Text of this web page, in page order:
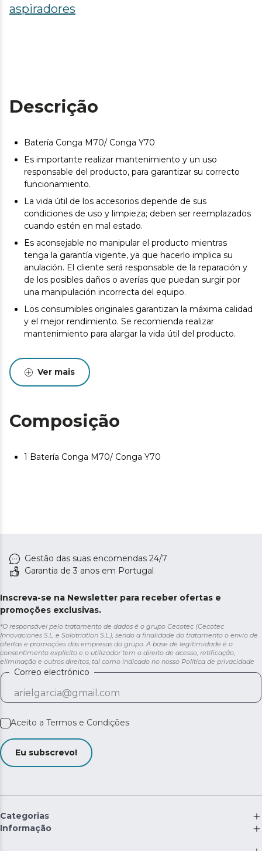
aspiradores
Descrição
Batería Conga M70/ Conga Y70
Es importante realizar mantenimiento y un uso
responsable del producto, para garantizar su correcto
funcionamiento.
La vida útil de los accesorios depende de sus
condiciones de uso y limpieza; deben ser reemplazados
cuando estén en mal estado.
Es aconsejable no manipular el producto mientras
tenga la garantía vigente, ya que hacerlo implica su
anulación. El cliente será responsable de la reparación y
de los posibles daños o averías que puedan surgir por
una manipulación incorrecta del equipo.
Los consumibles originales garantizan la máxima calidad
y el mejor rendimiento. Se recomienda realizar
mantenimiento para alargar la vida útil del producto.
Ver mais
Composição
1 Batería Conga M70/ Conga Y70
Gestão das suas encomendas 24/7
Garantia de 3 anos em Portugal
Inscreva-se na Newsletter para receber ofertas e
promoções exclusivas.
*O responsável pelo tratamento de dados é o grupo Cecotec (Cecotec
Innovaciones S.L. e Solotriatlon S.L.), sendo a finalidade do tratamento o envio de
ofertas e promoções das empresas do grupo. A base de legitimidade é o
consentimento explícito e o utilizador tem o direito de acesso, retificação,
eliminação e outros direitos, tal como indicado no nosso Política de privacidade
Correo electrónico
Aceito a Termos e Condições
Eu subscrevo!
Categorias
Informação